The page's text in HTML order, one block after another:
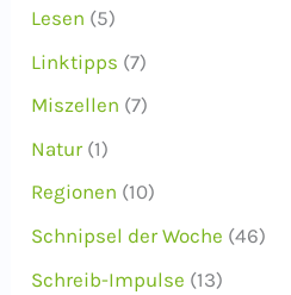
Lesen (5)
Linktipps (7)
Miszellen (7)
Natur(1)
Regionen (10)
Schnipsel der Woche (46)
Schreib-Impulse (13)